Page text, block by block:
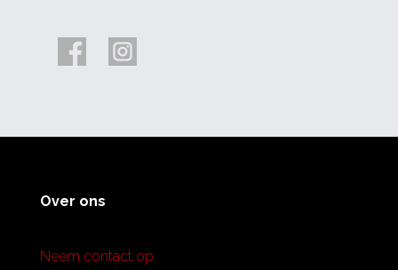
Over ons
Neem contact op